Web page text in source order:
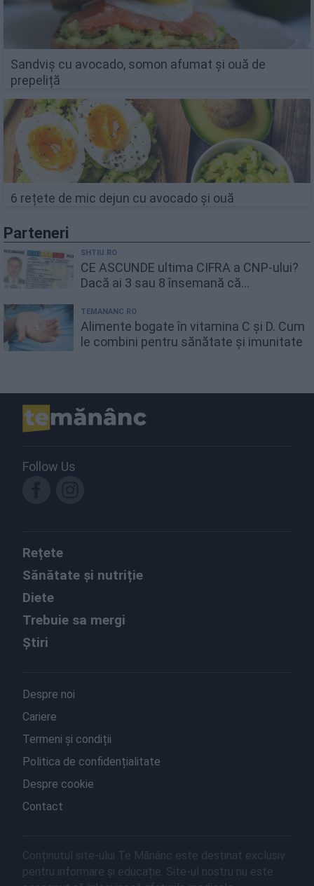
Sandviș cu avocado, somon afumat și ouă de
prepeliță
6 rețete de mic dejun cu avocado și ouă
Parteneri
SHTIU.RO
CE ASCUNDE ultima CIFRA a CNP-ului?
Dacă ai 3 sau 8 însemană că...
TEMANANC.RO
Alimente bogate în vitamina C și D. Cum
le combini pentru sănătate și imunitate
Follow Us
Rețete
Sănătate și nutriție
Diete
Trebuie sa mergi
Știri
Despre noi
Cariere
Termeni și condiții
Politica de confidențialitate
Despre cookie
Contact
Conținutul site-ului Te Mănânc este destinat exclusiv
pentru informare și educație. Site-ul nostru nu este